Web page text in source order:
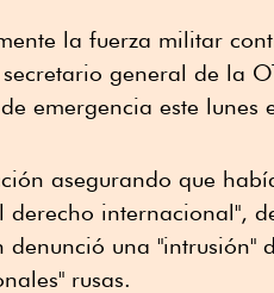
la fuerza militar
general de la
emergencia este lunes
asegurando que
derecho internacional",
denunció una "intrusión"
rusas.